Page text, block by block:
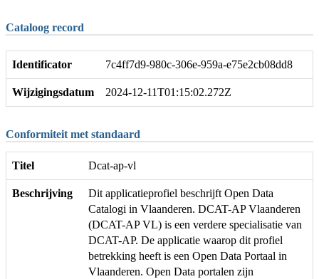
Cataloog record
Identificator 7c4ff7d9-980c-306e-959a-e75e2cb08dd8
Wijzigingsdatum 2024-12-11T01:15:02.272Z
Conformiteit met standaard
Titel Dcat-ap-vl
Beschrijving
Dit applicatieprofiel beschrijft Open Data
Catalogi in Vlaanderen. DCAT-AP Vlaanderen
(DCAT-AP VL) is een verdere specialisatie van
DCAT-AP. De applicatie waarop dit profiel
betrekking heeft is een Open Data Portaal in
Vlaanderen. Open Data portalen zijn